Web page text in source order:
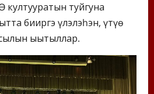
туйгуна
бииргэ үлэлэһэн, үтүө
ыытыллар.